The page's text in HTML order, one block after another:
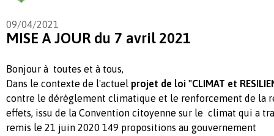
09/04/2021
MISE A JOUR du 7 avril 2021
Bonjour à toutes et à tous,
Dans le contexte de l'actuel projet de loi "CLIMAT et
contre le dérèglement climatique et le renforcement de la
effets, issu de la Convention citoyenne sur le climat qui a
remis le 21 juin 2020 149 propositions au gouvernement